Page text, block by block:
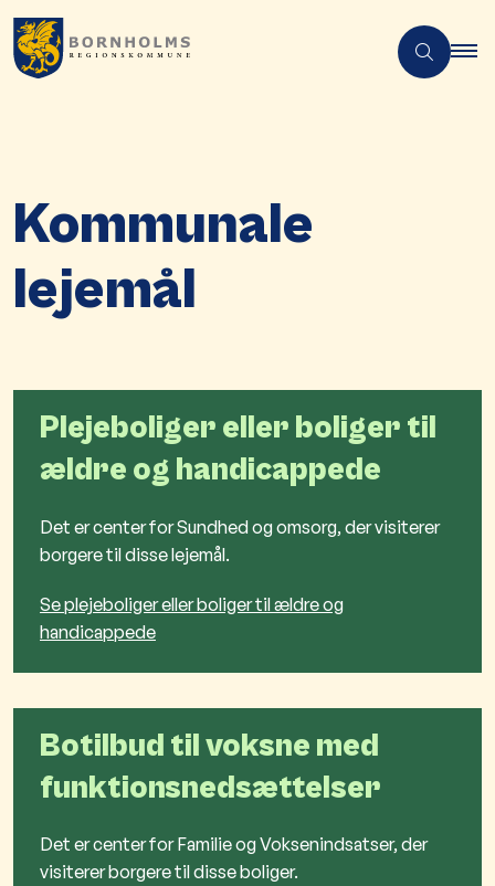
Kommunale
lejemål
Plejeboliger eller boliger til
ældre og handicappede
Det er center for Sundhed og omsorg, der visiterer
borgere til disse lejemål.
Se plejeboliger eller boliger til ældre og
handicappede
Botilbud til voksne med
funktionsnedsættelser
Det er center for Familie og Voksenindsatser, der
visiterer borgere til disse boliger.